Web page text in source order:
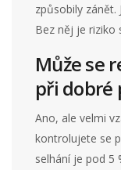
způsobily zánět.
Bez něj je riziko
Může se
při dobré
Ano, ale velmi
kontrolujete se
selhání je pod 5